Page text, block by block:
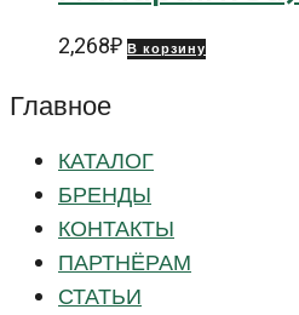
2,268₽ В корзину
Главное
КАТАЛОГ
БРЕНДЫ
КОНТАКТЫ
ПАРТНЁРАМ
СТАТЬИ